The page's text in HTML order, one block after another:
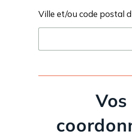
Ville et/ou code postal
Vos